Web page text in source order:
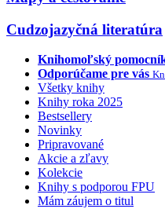
Cudzojazyčná literatúra
Knihomoľský
Odporúčame pre vás
Všetky knihy
Knihy roka 2025
Bestsellery
Novinky
Pripravované
Akcie a zľavy
Kolekcie
Knihy s podporou FPU
Mám záujem o titul